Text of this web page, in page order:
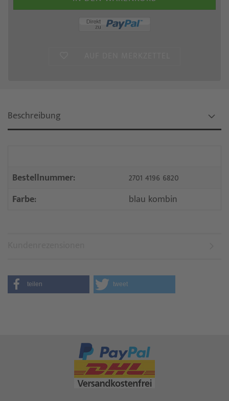
Beschreibung
Bestellnummer:
2701 4196 6820
Farbe:
blau kombin
teilen tweet